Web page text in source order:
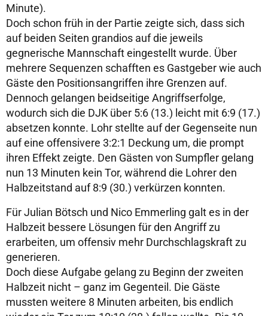
Minute).
Doch schon früh in der Partie zeigte sich, dass sich
auf beiden Seiten grandios auf die jeweils
gegnerische Mannschaft eingestellt wurde. Über
mehrere Sequenzen schafften es Gastgeber wie auch
Gäste den Positionsangriffen ihre Grenzen auf.
Dennoch gelangen beidseitige Angriffserfolge,
wodurch sich die DJK über 5:6 (13.) leicht mit 6:9 (17.)
absetzen konnte. Lohr stellte auf der Gegenseite nun
auf eine offensivere 3:2:1 Deckung um, die prompt
ihren Effekt zeigte. Den Gästen von Sumpfler gelang
nun 13 Minuten kein Tor, während die Lohrer den
Halbzeitstand auf 8:9 (30.) verkürzen konnten.
Für Julian Bötsch und Nico Emmerling galt es in der
Halbzeit bessere Lösungen für den Angriff zu
erarbeiten, um offensiv mehr Durchschlagskraft zu
generieren.
Doch diese Aufgabe gelang zu Beginn der zweiten
Halbzeit nicht – ganz im Gegenteil. Die Gäste
mussten weitere 8 Minuten arbeiten, bis endlich